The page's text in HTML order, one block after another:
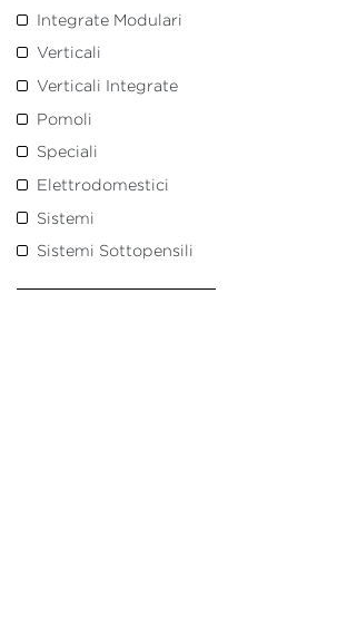
Integrate Modulari
Verticali
Verticali Integrate
Pomoli
Speciali
Elettrodomestici
Sistemi
Sistemi Sottopensili